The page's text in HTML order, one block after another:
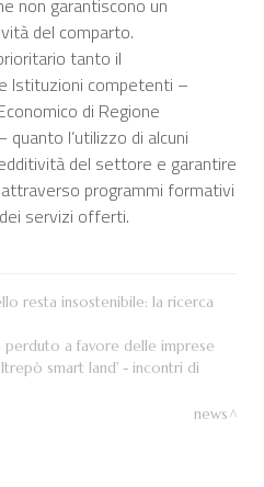
del comparto.
tanto il
Istituzioni competenti –
di Regione
quanto l’utilizzo di alcuni
del settore e garantire
programmi formativi
servizi offerti.
resta insostenibile: la ricerca
a favore delle imprese
smart land' - incontri di
news